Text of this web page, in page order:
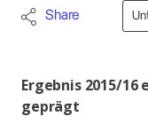
Share
Ergebnis 2015/
geprägt